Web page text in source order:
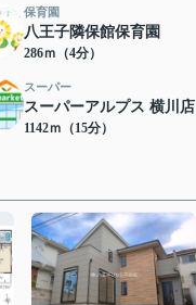
保育園
八王子隣保館保育園
286ｍ（4分）
スーパー
スーパーアルプス 横川店
1142ｍ（15分）